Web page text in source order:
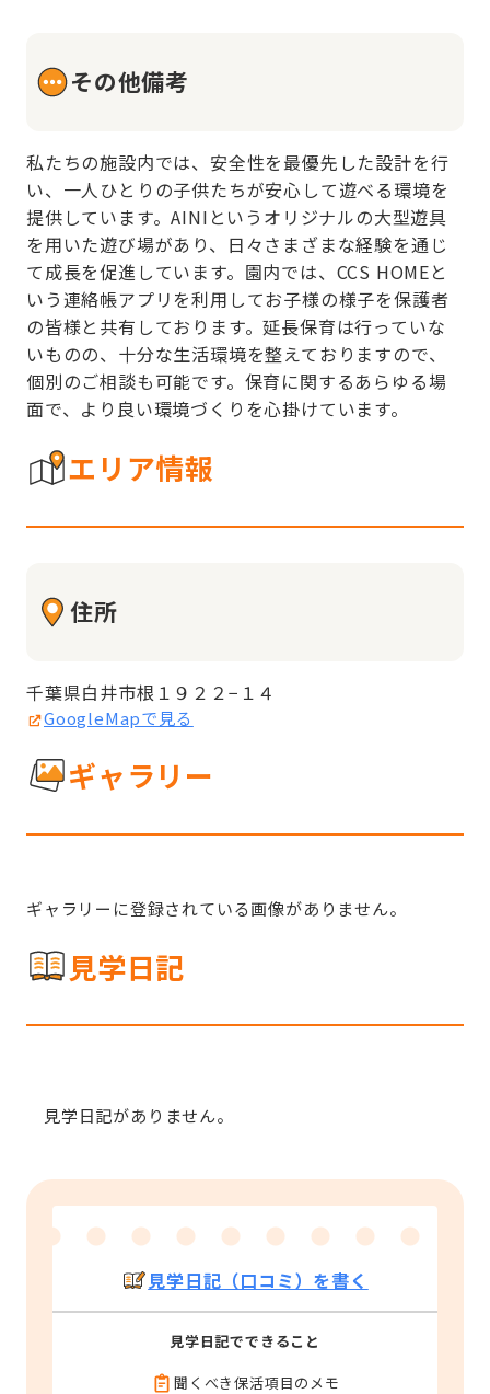
その他備考
私たちの施設内では、安全性を最優先した設計を行
い、一人ひとりの子供たちが安心して遊べる環境を
提供しています。AINIというオリジナルの大型遊具
を用いた遊び場があり、日々さまざまな経験を通じ
て成長を促進しています。園内では、CCS HOMEと
いう連絡帳アプリを利用してお子様の様子を保護者
の皆様と共有しております。延長保育は行っていな
いものの、十分な生活環境を整えておりますので、
個別のご相談も可能です。保育に関するあらゆる場
面で、より良い環境づくりを心掛けています。
エリア情報
住所
千葉県白井市根１９２２−１４
GoogleMapで見る
ギャラリー
ギャラリーに登録されている画像がありません。
見学日記
見学日記がありません。
見学日記（口コミ）を書く
見学日記でできること
聞くべき保活項目のメモ